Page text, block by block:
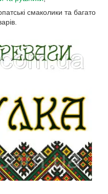
смаколики та багато